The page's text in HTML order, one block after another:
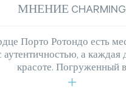
МНЕНИЕ CHARMING
Порто Ротондо есть
аутентичностью, а каждая
красоте. Погруженный в